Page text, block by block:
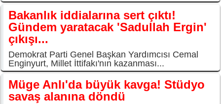
Bakanlık iddialarına sert çıktı!
Gündem yaratacak 'Sadullah Ergin'
çıkışı...
Demokrat Parti Genel Başkan Yardımcısı Cemal
Enginyurt, Millet İttifakı'nın kazanması...
Müge Anlı'da büyük kavga! Stüdyo
savaş alanına döndü